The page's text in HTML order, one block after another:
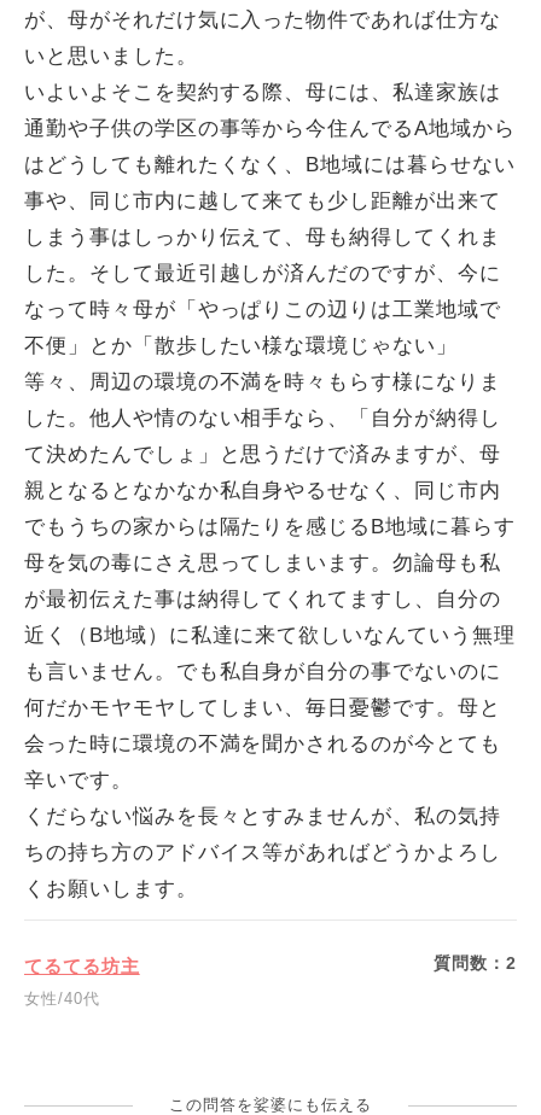
が、母がそれだけ気に入った物件であれば仕方な
いと思いました。
いよいよそこを契約する際、母には、私達家族は
通勤や子供の学区の事等から今住んでるA地域から
はどうしても離れたくなく、B地域には暮らせない
事や、同じ市内に越して来ても少し距離が出来て
しまう事はしっかり伝えて、母も納得してくれま
した。そして最近引越しが済んだのですが、今に
なって時々母が「やっぱりこの辺りは工業地域で
不便」とか「散歩したい様な環境じゃない」
等々、周辺の環境の不満を時々もらす様になりま
した。他人や情のない相手なら、「自分が納得し
て決めたんでしょ」と思うだけで済みますが、母
親となるとなかなか私自身やるせなく、同じ市内
でもうちの家からは隔たりを感じるB地域に暮らす
母を気の毒にさえ思ってしまいます。勿論母も私
が最初伝えた事は納得してくれてますし、自分の
近く（B地域）に私達に来て欲しいなんていう無理
も言いません。でも私自身が自分の事でないのに
何だかモヤモヤしてしまい、毎日憂鬱です。母と
会った時に環境の不満を聞かされるのが今とても
辛いです。
くだらない悩みを長々とすみませんが、私の気持
ちの持ち方のアドバイス等があればどうかよろし
くお願いします。
てるてる坊主
女性/40代
質問数：2
この問答を娑婆にも伝える